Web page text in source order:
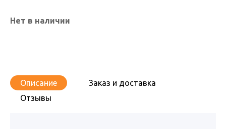
Нет в наличии
Описание
Заказ и доставка
Отзывы